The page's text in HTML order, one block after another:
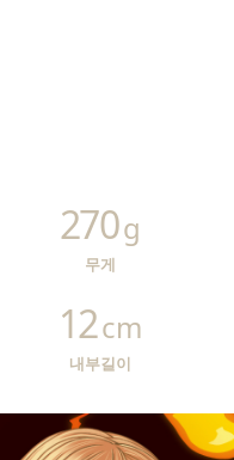
무게
270g
내부길이
12cm